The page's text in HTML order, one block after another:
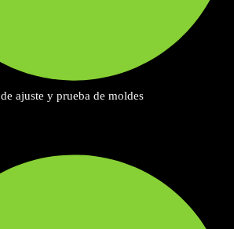
ajuste y prueba de moldes